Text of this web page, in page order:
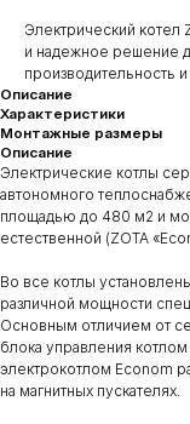
Электрический котел
и надежное решение
производительность и
Описание
Характеристики
Монтажные размеры
Описание
Электрические котлы
автономного
площадью до 480 м2 и
естественной (ZOTA
Во все котлы
различной мощности
Основным отличием от
блока управления
электрокотлом Econom
на магнитных пускателях.